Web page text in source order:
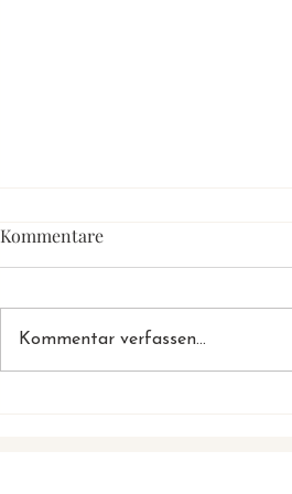
Kommentare
Kommentar verfassen...